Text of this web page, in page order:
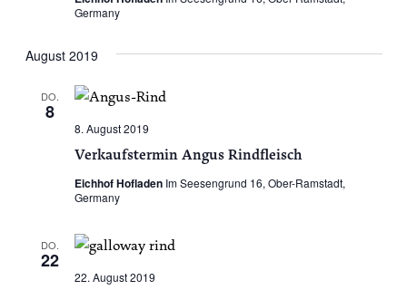
Germany
August 2019
DO.
8
Verkaufstermin Angus Rindfleisch
8. August 2019
Eichhof Hofladen Im Seesengrund 16, Ober-Ramstadt,
Germany
DO.
22
22. August 2019